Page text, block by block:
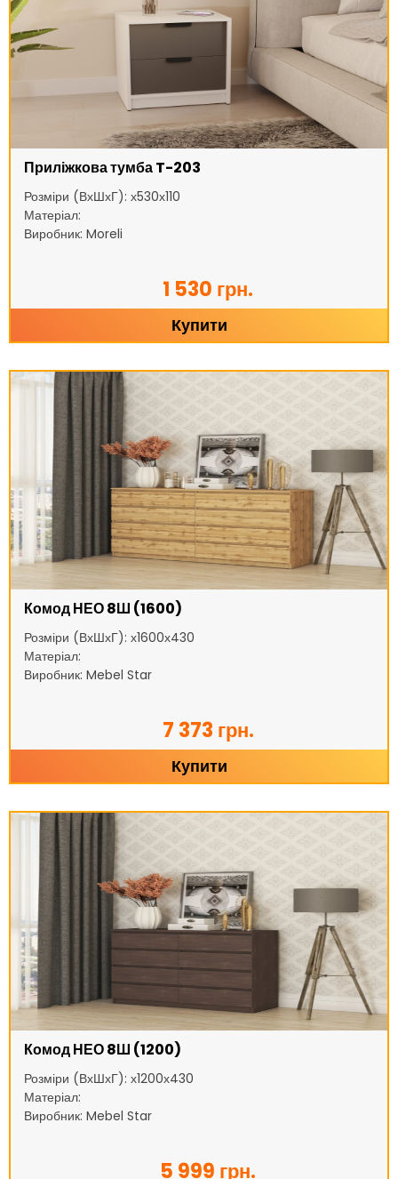
Приліжкова тумба T-203
Розміри (ВхШхГ): х530х110
Матеріал:
Виробник: Moreli
1 530 грн.
Купити
Комод НЕО 8Ш (1600)
Розміри (ВхШхГ): х1600х430
Матеріал:
Виробник: Mebel Star
7 373 грн.
Купити
Комод НЕО 8Ш (1200)
Розміри (ВхШхГ): х1200х430
Матеріал:
Виробник: Mebel Star
5 999 грн.